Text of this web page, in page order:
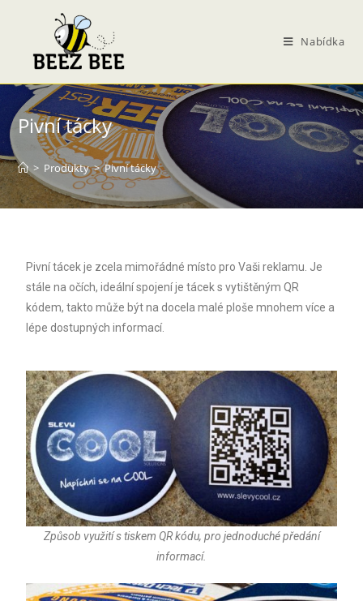
Nabídka
Pivní tácky
> Produkty > Pivní tácky
Pivní tácek je zcela mimořádné místo pro Vaši reklamu. Je
stále na očích, ideální spojení je tácek s vytištěným QR
kódem, takto může být na docela malé ploše mnohem více a
lépe dostupných informací.
Způsob využití s tiskem QR kódu, pro jednoduché předání
informací.